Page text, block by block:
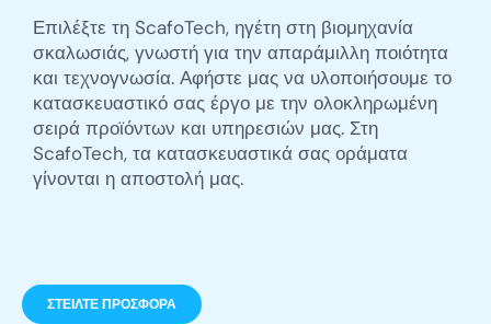
Επιλέξτε τη ScafoTech, ηγέτη στη βιομηχανία
σκαλωσιάς, γνωστή για την απαράμιλλη ποιότητα
και τεχνογνωσία. Αφήστε μας να υλοποιήσουμε το
κατασκευαστικό σας έργο με την ολοκληρωμένη
σειρά προϊόντων και υπηρεσιών μας. Στη
ScafoTech, τα κατασκευαστικά σας οράματα
γίνονται η αποστολή μας.
ΣΤΕΊΛΤΕ ΠΡΟΣΦΟΡΑ